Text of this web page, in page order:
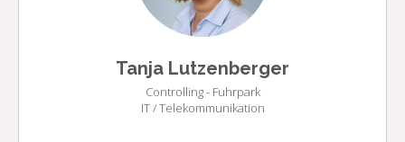
Tanja Lutzenberger
Controlling - Fuhrpark
IT / Telekommunikation